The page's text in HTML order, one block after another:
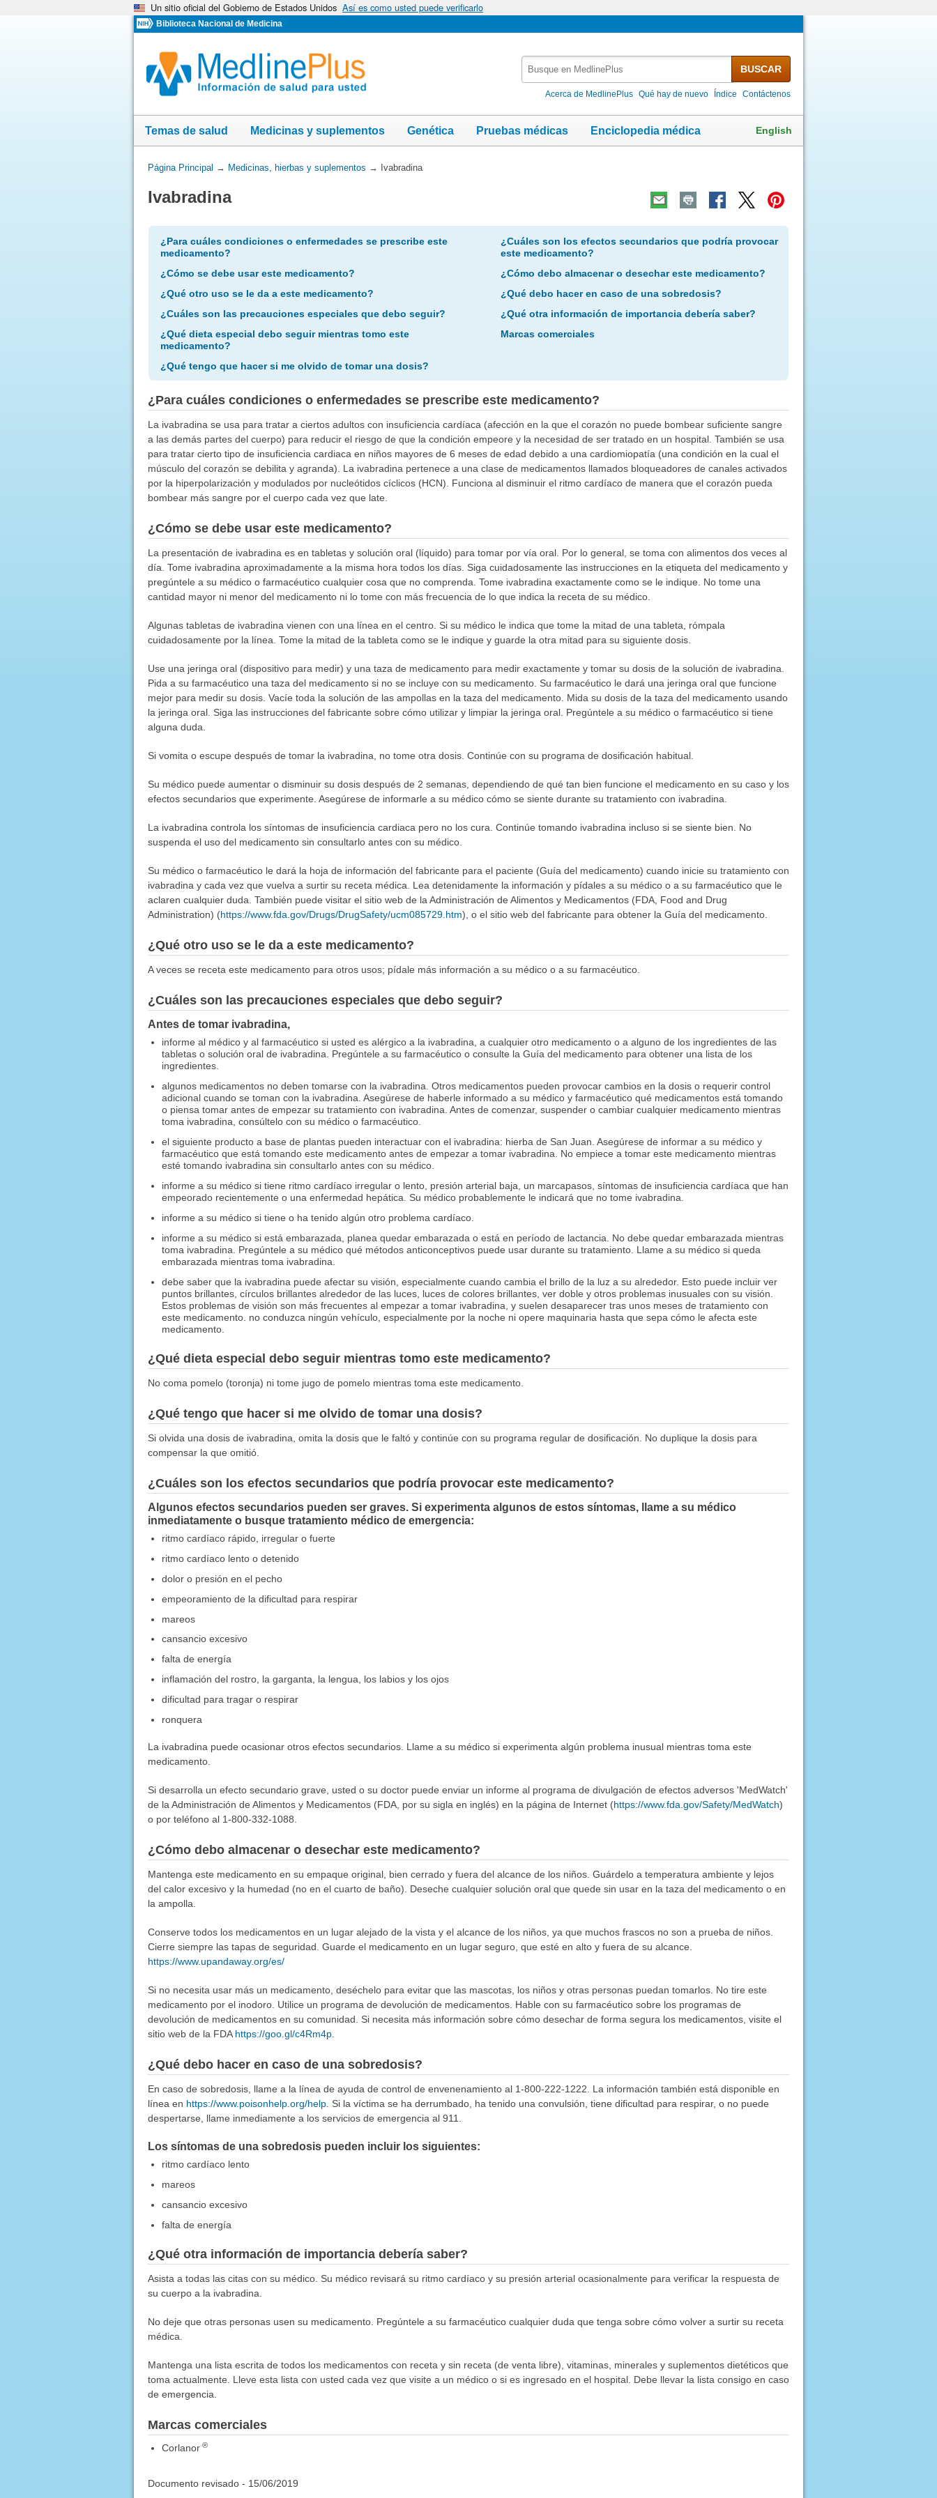
Un sitio oficial del Gobierno de Estados Unidos Así es como usted puede verificarlo
Biblioteca Nacional de Medicina
MedlinePlus
BUSCAR
Acerca de MedlinePlus Qué hay de nuevo Índice Contáctenos
Temas de salud Medicinas y suplementos Genética Pruebas médicas Enciclopedia médica English
Usted
aquí:
Página Principal → Medicinas, hierbas y suplementos → Ivabradina
Ivabradina
¿Para cuáles condiciones o enfermedades se prescribe este
medicamento?
¿Cómo se debe usar este medicamento?
¿Qué otro uso se le da a este medicamento?
¿Cuáles son las precauciones especiales que debo seguir?
¿Qué dieta especial debo seguir mientras tomo este
medicamento?
¿Qué tengo que hacer si me olvido de tomar una dosis?
¿Cuáles son los efectos secundarios que podría provocar
este medicamento?
¿Cómo debo almacenar o desechar este medicamento?
¿Qué debo hacer en caso de una sobredosis?
¿Qué otra información de importancia debería saber?
Marcas comerciales
¿Para cuáles condiciones o enfermedades se prescribe este medicamento?
La ivabradina se usa para tratar a ciertos adultos con insuficiencia cardíaca (afección en la que el corazón no puede bombear suficiente sangre
a las demás partes del cuerpo) para reducir el riesgo de que la condición empeore y la necesidad de ser tratado en un hospital. También se usa
para tratar cierto tipo de insuficiencia cardiaca en niños mayores de 6 meses de edad debido a una cardiomiopatía (una condición en la cual el
músculo del corazón se debilita y agranda). La ivabradina pertenece a una clase de medicamentos llamados bloqueadores de canales activados
por la hiperpolarización y modulados por nucleótidos cíclicos (HCN). Funciona al disminuir el ritmo cardíaco de manera que el corazón pueda
bombear más sangre por el cuerpo cada vez que late.
¿Cómo se debe usar este medicamento?
La presentación de ivabradina es en tabletas y solución oral (líquido) para tomar por vía oral. Por lo general, se toma con alimentos dos veces al
día. Tome ivabradina aproximadamente a la misma hora todos los días. Siga cuidadosamente las instrucciones en la etiqueta del medicamento y
pregúntele a su médico o farmacéutico cualquier cosa que no comprenda. Tome ivabradina exactamente como se le indique. No tome una
cantidad mayor ni menor del medicamento ni lo tome con más frecuencia de lo que indica la receta de su médico.
Algunas tabletas de ivabradina vienen con una línea en el centro. Si su médico le indica que tome la mitad de una tableta, rómpala
cuidadosamente por la línea. Tome la mitad de la tableta como se le indique y guarde la otra mitad para su siguiente dosis.
Use una jeringa oral (dispositivo para medir) y una taza de medicamento para medir exactamente y tomar su dosis de la solución de ivabradina.
Pida a su farmacéutico una taza del medicamento si no se incluye con su medicamento. Su farmacéutico le dará una jeringa oral que funcione
mejor para medir su dosis. Vacíe toda la solución de las ampollas en la taza del medicamento. Mida su dosis de la taza del medicamento usando
la jeringa oral. Siga las instrucciones del fabricante sobre cómo utilizar y limpiar la jeringa oral. Pregúntele a su médico o farmacéutico si tiene
alguna duda.
Si vomita o escupe después de tomar la ivabradina, no tome otra dosis. Continúe con su programa de dosificación habitual.
Su médico puede aumentar o disminuir su dosis después de 2 semanas, dependiendo de qué tan bien funcione el medicamento en su caso y los
efectos secundarios que experimente. Asegúrese de informarle a su médico cómo se siente durante su tratamiento con ivabradina.
La ivabradina controla los síntomas de insuficiencia cardiaca pero no los cura. Continúe tomando ivabradina incluso si se siente bien. No
suspenda el uso del medicamento sin consultarlo antes con su médico.
Su médico o farmacéutico le dará la hoja de información del fabricante para el paciente (Guía del medicamento) cuando inicie su tratamiento con
ivabradina y cada vez que vuelva a surtir su receta médica. Lea detenidamente la información y pídales a su médico o a su farmacéutico que le
aclaren cualquier duda. También puede visitar el sitio web de la Administración de Alimentos y Medicamentos (FDA, Food and Drug
Administration) (https://www.fda.gov/Drugs/DrugSafety/ucm085729.htm), o el sitio web del fabricante para obtener la Guía del medicamento.
¿Qué otro uso se le da a este medicamento?
A veces se receta este medicamento para otros usos; pídale más información a su médico o a su farmacéutico.
¿Cuáles son las precauciones especiales que debo seguir?
Antes de tomar ivabradina,
informe al médico y al farmacéutico si usted es alérgico a la ivabradina, a cualquier otro medicamento o a alguno de los ingredientes de las
tabletas o solución oral de ivabradina. Pregúntele a su farmacéutico o consulte la Guía del medicamento para obtener una lista de los
ingredientes.
algunos medicamentos no deben tomarse con la ivabradina. Otros medicamentos pueden provocar cambios en la dosis o requerir control
adicional cuando se toman con la ivabradina. Asegúrese de haberle informado a su médico y farmacéutico qué medicamentos está tomando
o piensa tomar antes de empezar su tratamiento con ivabradina. Antes de comenzar, suspender o cambiar cualquier medicamento mientras
toma ivabradina, consúltelo con su médico o farmacéutico.
el siguiente producto a base de plantas pueden interactuar con el ivabradina: hierba de San Juan. Asegúrese de informar a su médico y
farmacéutico que está tomando este medicamento antes de empezar a tomar ivabradina. No empiece a tomar este medicamento mientras
esté tomando ivabradina sin consultarlo antes con su médico.
informe a su médico si tiene ritmo cardíaco irregular o lento, presión arterial baja, un marcapasos, síntomas de insuficiencia cardíaca que han
empeorado recientemente o una enfermedad hepática. Su médico probablemente le indicará que no tome ivabradina.
informe a su médico si tiene o ha tenido algún otro problema cardíaco.
informe a su médico si está embarazada, planea quedar embarazada o está en período de lactancia. No debe quedar embarazada mientras
toma ivabradina. Pregúntele a su médico qué métodos anticonceptivos puede usar durante su tratamiento. Llame a su médico si queda
embarazada mientras toma ivabradina.
debe saber que la ivabradina puede afectar su visión, especialmente cuando cambia el brillo de la luz a su alrededor. Esto puede incluir ver
puntos brillantes, círculos brillantes alrededor de las luces, luces de colores brillantes, ver doble y otros problemas inusuales con su visión.
Estos problemas de visión son más frecuentes al empezar a tomar ivabradina, y suelen desaparecer tras unos meses de tratamiento con
este medicamento. no conduzca ningún vehículo, especialmente por la noche ni opere maquinaria hasta que sepa cómo le afecta este
medicamento.
¿Qué dieta especial debo seguir mientras tomo este medicamento?
No coma pomelo (toronja) ni tome jugo de pomelo mientras toma este medicamento.
¿Qué tengo que hacer si me olvido de tomar una dosis?
Si olvida una dosis de ivabradina, omita la dosis que le faltó y continúe con su programa regular de dosificación. No duplique la dosis para
compensar la que omitió.
¿Cuáles son los efectos secundarios que podría provocar este medicamento?
Algunos efectos secundarios pueden ser graves. Si experimenta algunos de estos síntomas, llame a su médico
inmediatamente o busque tratamiento médico de emergencia:
ritmo cardíaco rápido, irregular o fuerte
ritmo cardíaco lento o detenido
dolor o presión en el pecho
empeoramiento de la dificultad para respirar
mareos
cansancio excesivo
falta de energía
inflamación del rostro, la garganta, la lengua, los labios y los ojos
dificultad para tragar o respirar
ronquera
La ivabradina puede ocasionar otros efectos secundarios. Llame a su médico si experimenta algún problema inusual mientras toma este
medicamento.
Si desarrolla un efecto secundario grave, usted o su doctor puede enviar un informe al programa de divulgación de efectos adversos 'MedWatch'
de la Administración de Alimentos y Medicamentos (FDA, por su sigla en inglés) en la página de Internet (https://www.fda.gov/Safety/MedWatch)
o por teléfono al 1-800-332-1088.
¿Cómo debo almacenar o desechar este medicamento?
Mantenga este medicamento en su empaque original, bien cerrado y fuera del alcance de los niños. Guárdelo a temperatura ambiente y lejos
del calor excesivo y la humedad (no en el cuarto de baño). Deseche cualquier solución oral que quede sin usar en la taza del medicamento o en
la ampolla.
Conserve todos los medicamentos en un lugar alejado de la vista y el alcance de los niños, ya que muchos frascos no son a prueba de niños.
Cierre siempre las tapas de seguridad. Guarde el medicamento en un lugar seguro, que esté en alto y fuera de su alcance.
https://www.upandaway.org/es/
Si no necesita usar más un medicamento, deséchelo para evitar que las mascotas, los niños y otras personas puedan tomarlos. No tire este
medicamento por el inodoro. Utilice un programa de devolución de medicamentos. Hable con su farmacéutico sobre los programas de
devolución de medicamentos en su comunidad. Si necesita más información sobre cómo desechar de forma segura los medicamentos, visite el
sitio web de la FDAhttps://goo.gl/c4Rm4p.
¿Qué debo hacer en caso de una sobredosis?
En caso de sobredosis, llame a la línea de ayuda de control de envenenamiento al 1-800-222-1222. La información también está disponible en
línea en https://www.poisonhelp.org/help. Si la víctima se ha derrumbado, ha tenido una convulsión, tiene dificultad para respirar, o no puede
despertarse, llame inmediamente a los servicios de emergencia al 911.
Los síntomas de una sobredosis pueden incluir los siguientes:
ritmo cardíaco lento
mareos
cansancio excesivo
falta de energía
¿Qué otra información de importancia debería saber?
Asista a todas las citas con su médico. Su médico revisará su ritmo cardíaco y su presión arterial ocasionalmente para verificar la respuesta de
su cuerpo a la ivabradina.
No deje que otras personas usen su medicamento. Pregúntele a su farmacéutico cualquier duda que tenga sobre cómo volver a surtir su receta
médica.
Mantenga una lista escrita de todos los medicamentos con receta y sin receta (de venta libre), vitaminas, minerales y suplementos dietéticos que
toma actualmente. Lleve esta lista con usted cada vez que visite a un médico o si es ingresado en el hospital. Debe llevar la lista consigo en caso
de emergencia.
Marcas comerciales
Corlanor ®
Documento revisado - 15/06/2019